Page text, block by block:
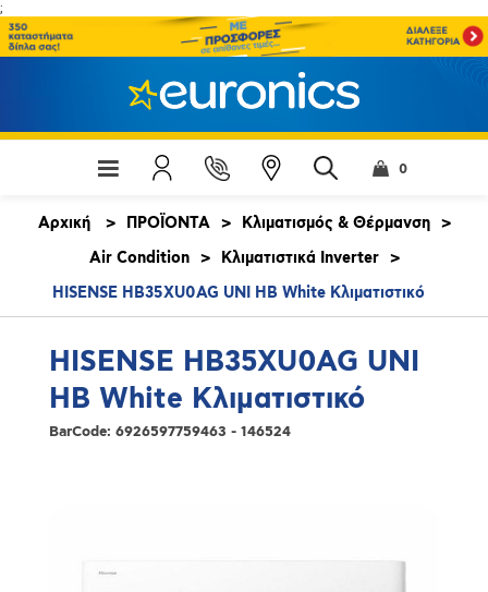
;
0
Αρχική > ΠΡΟΪΟΝΤΑ > Κλιματισμός & Θέρμανση >
Air Condition > Κλιματιστικά Inverter >
HISENSE HB35XU0AG UNI HB White Κλιματιστικό
HISENSE HB35XU0AG UNI
HB White Κλιματιστικό
BarCode: 6926597759463 - 146524